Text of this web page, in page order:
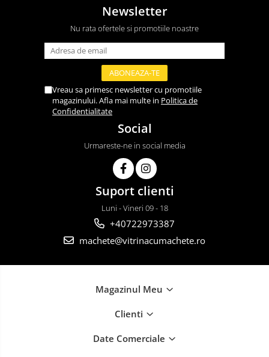
Newsletter
Nu rata ofertele si promotiile noastre
Vreau sa primesc newsletter cu promotiile
magazinului. Afla mai multe in Politica de
Confidentialitate
Social
Urmareste-ne in social media
Suport clienti
Luni - Vineri 09 - 18
+40722973387
machete@vitrinacumachete.ro
Magazinul Meu
Clienti
Date Comerciale